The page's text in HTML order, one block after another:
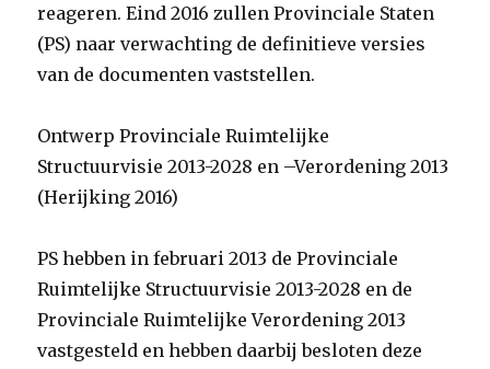
reageren. Eind 2016 zullen Provinciale Staten
(PS) naar verwachting de definitieve versies
van de documenten vaststellen.
Ontwerp Provinciale Ruimtelijke
Structuurvisie 2013-2028 en –Verordening 2013
(Herijking 2016)
PS hebben in februari 2013 de Provinciale
Ruimtelijke Structuurvisie 2013-2028 en de
Provinciale Ruimtelijke Verordening 2013
vastgesteld en hebben daarbij besloten deze